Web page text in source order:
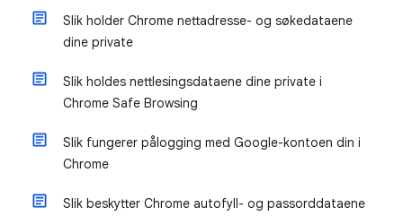
Slik holder Chrome nettadresse- og søkedataene
dine private
Slik holdes nettlesingsdataene dine private i
Chrome Safe Browsing
Slik fungerer pålogging med Google-kontoen din i
Chrome
Slik beskytter Chrome autofyll- og passorddataene